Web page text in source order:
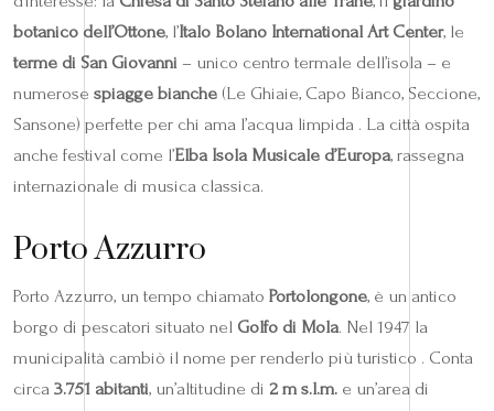
botanico dell’Ottone, l’Italo Bolano International Art Center, le
terme di San Giovanni – unico centro termale dell’isola – e
numerose spiagge bianche (Le Ghiaie, Capo Bianco, Seccione,
Sansone) perfette per chi ama l’acqua limpida . La città ospita
anche festival come l’Elba Isola Musicale d’Europa, rassegna
internazionale di musica classica.
Porto Azzurro
Porto Azzurro, un tempo chiamato Portolongone, è un antico
borgo di pescatori situato nel Golfo di Mola. Nel 1947 la
municipalità cambiò il nome per renderlo più turistico . Conta
circa 3.751 abitanti, un’altitudine di 2 m s.l.m. e un’area di